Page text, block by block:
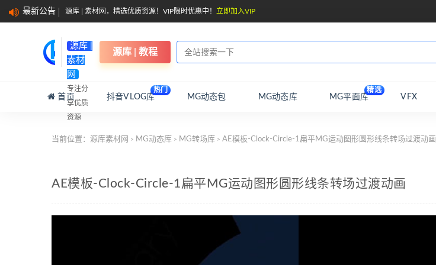
最新公告 源库 | 素材网，精选优质资源！VIP限时优惠中！ 立即加入VIP
源库 |
素材
网
专注分
享优质
资源
源库 | 教程
首页 抖音VLOG库
热门
MG动态包 MG动态库 MG平面库
精选
VFX
当前位置： 源库素材网 > MG动态库 > MG转场库 > AE模板-Clock-Circle-1扁平MG运动图形圆形线条转场过渡动画
AE模板-Clock-Circle-1扁平MG运动图形圆形线条转场过渡动画